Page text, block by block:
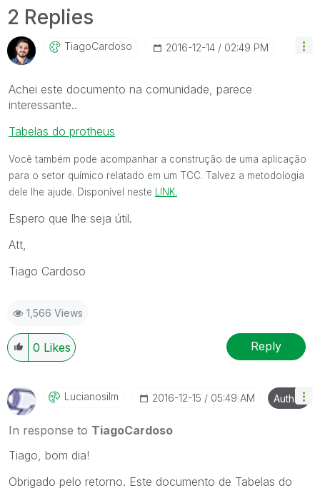
2 Replies
TiagoCardoso ‎2016-12-14 02:49 PM
Achei este documento na comunidade, parece
interessante..
Tabelas do protheus
Você também pode acompanhar a construção de uma aplicação
para o setor químico relatado em um TCC. Talvez a metodologia
dele lhe ajude. Disponível neste LINK.
Espero que lhe seja útil.
Att,
Tiago Cardoso
1,566 Views
0 Likes Reply
Lucianosilm ‎2016-12-15 05:49 AM Author
In response to TiagoCardoso
Tiago, bom dia!
Obrigado pelo retorno. Este documento de Tabelas do